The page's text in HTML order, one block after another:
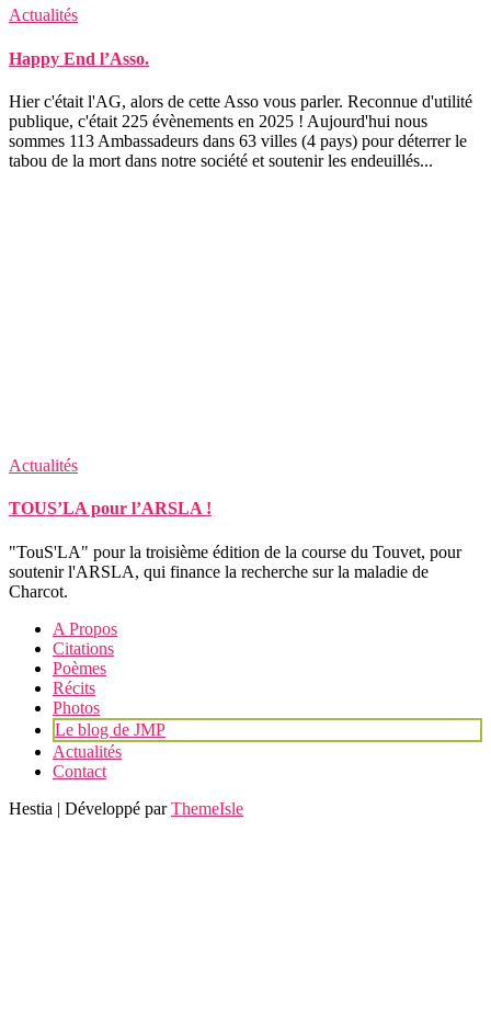
Actualités
Happy End l’Asso.
Hier c'était l'AG, alors de cette Asso vous parler. Reconnue d'utilité
publique, c'était 225 évènements en 2025 ! Aujourd'hui nous
sommes 113 Ambassadeurs dans 63 villes (4 pays) pour déterrer le
tabou de la mort dans notre société et soutenir les endeuillés...
Actualités
TOUS’LA pour l’ARSLA !
"TouS'LA" pour la troisième édition de la course du Touvet, pour
soutenir l'ARSLA, qui finance la recherche sur la maladie de
Charcot.
A Propos
Citations
Poèmes
Récits
Photos
Le blog de JMP
Actualités
Contact
Hestia | Développé parThemeIsle